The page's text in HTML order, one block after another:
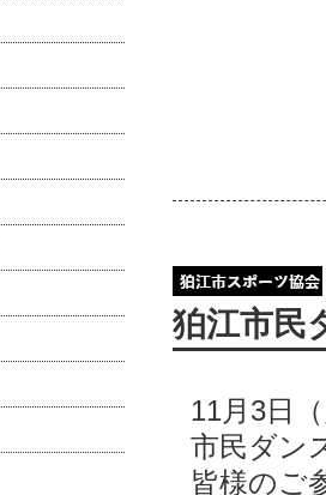
狛江市民
11月3日
市民ダン
皆様のご